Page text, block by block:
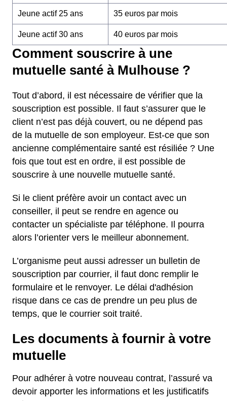
Jeune actif 25 ans 35 euros par mois
Jeune actif 30 ans 40 euros par mois
Comment souscrire à une
mutuelle santé à Mulhouse ?
Tout d’abord, il est nécessaire de vérifier que la
souscription est possible. Il faut s’assurer que le
client n’est pas déjà couvert, ou ne dépend pas
de la mutuelle de son employeur. Est-ce que son
ancienne complémentaire santé est résiliée ? Une
fois que tout est en ordre, il est possible de
souscrire à une nouvelle mutuelle santé.
Si le client préfère avoir un contact avec un
conseiller, il peut se rendre en agence ou
contacter un spécialiste par téléphone. Il pourra
alors l’orienter vers le meilleur abonnement.
L’organisme peut aussi adresser un bulletin de
souscription par courrier, il faut donc remplir le
formulaire et le renvoyer. Le délai d'adhésion
risque dans ce cas de prendre un peu plus de
temps, que le courrier soit traité.
Les documents à fournir à votre
mutuelle
Pour adhérer à votre nouveau contrat, l’assuré va
devoir apporter les informations et les justificatifs